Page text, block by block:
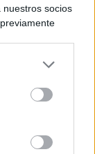
socios
algún
de
se aplicarán
sitio web o